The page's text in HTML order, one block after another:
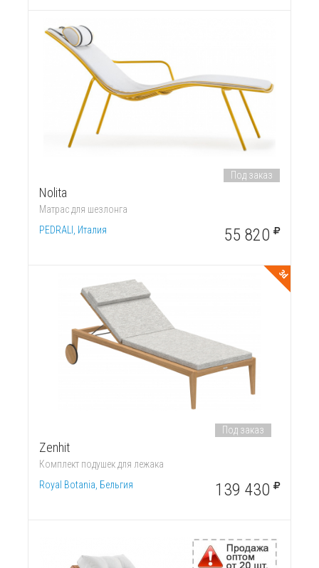
Nolita
Матрас для шезлонга
PEDRALI, Италия
Под заказ
55 820
3d
Zenhit
Комплект подушек для лежака
Royal Botania, Бельгия
Под заказ
139 430